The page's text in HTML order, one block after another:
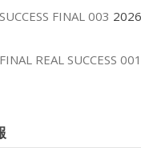
FINAL 003
REAL SUCCESS 001